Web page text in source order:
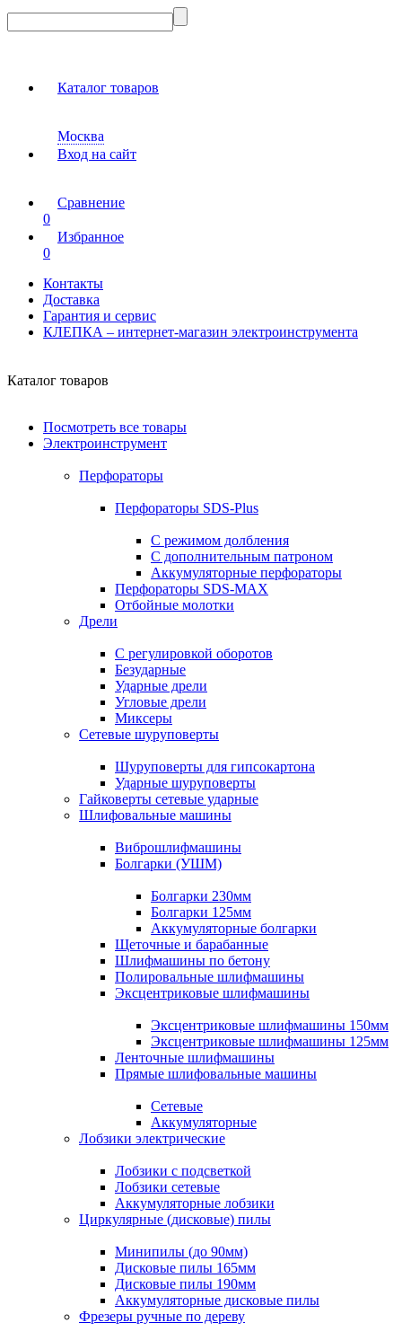
Каталог товаров
Москва
Вход на сайт
Сравнение
0
Избранное
0
Контакты
Доставка
Гарантия и сервис
КЛЕПКА – интернет-магазин электроинструмента
Каталог товаров
Посмотреть все товары
Электроинструмент
Перфораторы
Перфораторы SDS-Plus
С режимом долбления
С дополнительным патроном
Аккумуляторные перфораторы
Перфораторы SDS-MAX
Отбойные молотки
Дрели
С регулировкой оборотов
Безударные
Ударные дрели
Угловые дрели
Миксеры
Сетевые шуруповерты
Шуруповерты для гипсокартона
Ударные шуруповерты
Гайковерты сетевые ударные
Шлифовальные машины
Виброшлифмашины
Болгарки (УШМ)
Болгарки 230мм
Болгарки 125мм
Аккумуляторные болгарки
Щеточные и барабанные
Шлифмашины по бетону
Полировальные шлифмашины
Эксцентриковые шлифмашины
Эксцентриковые шлифмашины 150мм
Эксцентриковые шлифмашины 125мм
Ленточные шлифмашины
Прямые шлифовальные машины
Сетевые
Аккумуляторные
Лобзики электрические
Лобзики с подсветкой
Лобзики сетевые
Аккумуляторные лобзики
Циркулярные (дисковые) пилы
Минипилы (до 90мм)
Дисковые пилы 165мм
Дисковые пилы 190мм
Аккумуляторные дисковые пилы
Фрезеры ручные по дереву